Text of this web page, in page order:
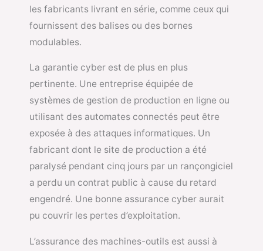
les fabricants livrant en série, comme ceux qui
fournissent des balises ou des bornes
modulables.
La garantie cyber est de plus en plus
pertinente. Une entreprise équipée de
systèmes de gestion de production en ligne ou
utilisant des automates connectés peut être
exposée à des attaques informatiques. Un
fabricant dont le site de production a été
paralysé pendant cinq jours par un rançongiciel
a perdu un contrat public à cause du retard
engendré. Une bonne assurance cyber aurait
pu couvrir les pertes d’exploitation.
L’assurance des machines-outils est aussi à